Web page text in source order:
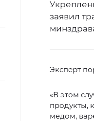
заявил
Эксперт
«В этом
продукты,
медом,